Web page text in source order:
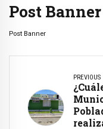
Post Banner
Post Banner
PREVIOUS